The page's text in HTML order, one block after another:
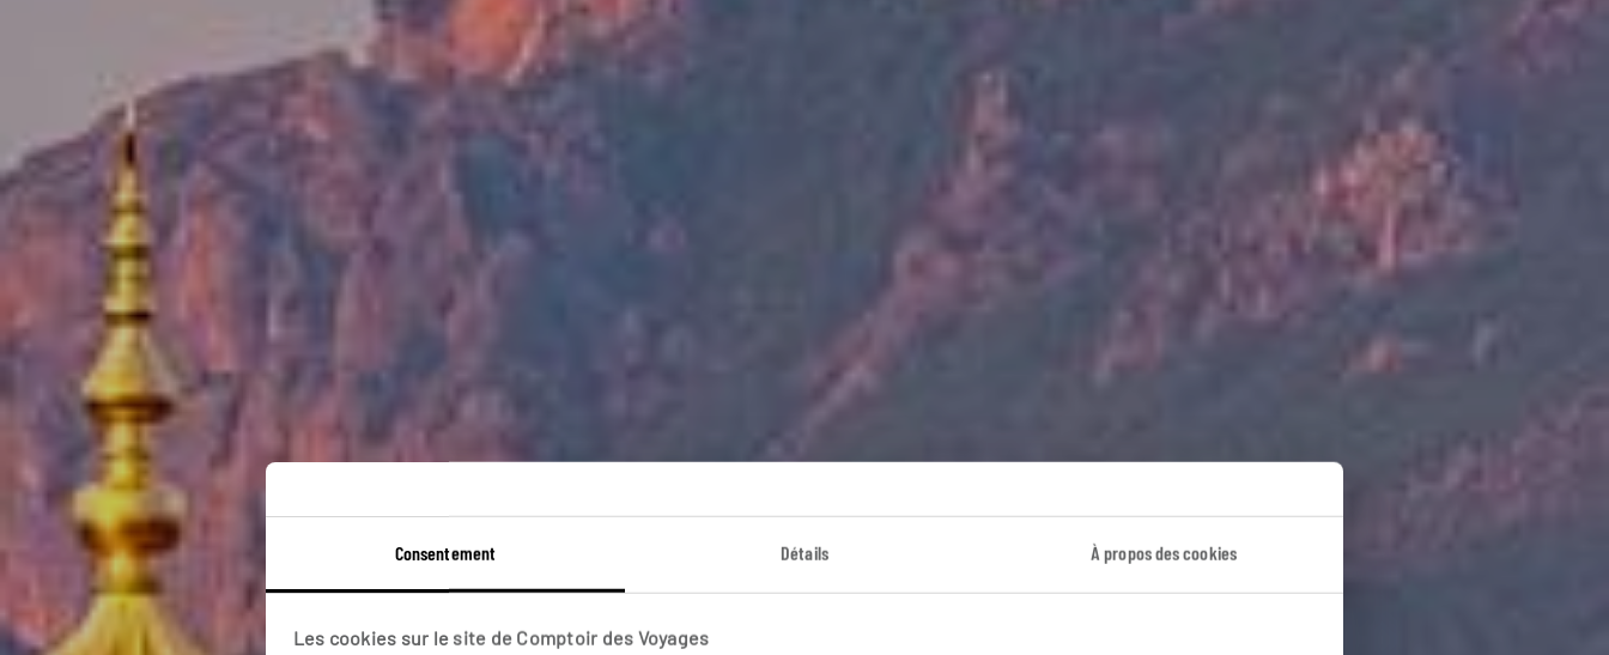
Consentement Détails À propos des cookies
Les cookies sur le site de Comptoir des Voyages
L’Albanie à l’essentiel
Circuit autotour en Albanie : Tirana, Berat, Gjirokastër, Himare.